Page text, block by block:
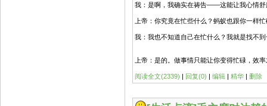
我：是啊，我确实在祷告——这能让我心情舒
上帝：你究竟在忙些什么？蚂蚁也跟你一样
我：我也不知道自己在忙什么？我就是找不
上帝：是的。做事情只能让你变得忙碌，效
阅读全文(2339) | 回复(0) | 编辑 | 精华 | 删除